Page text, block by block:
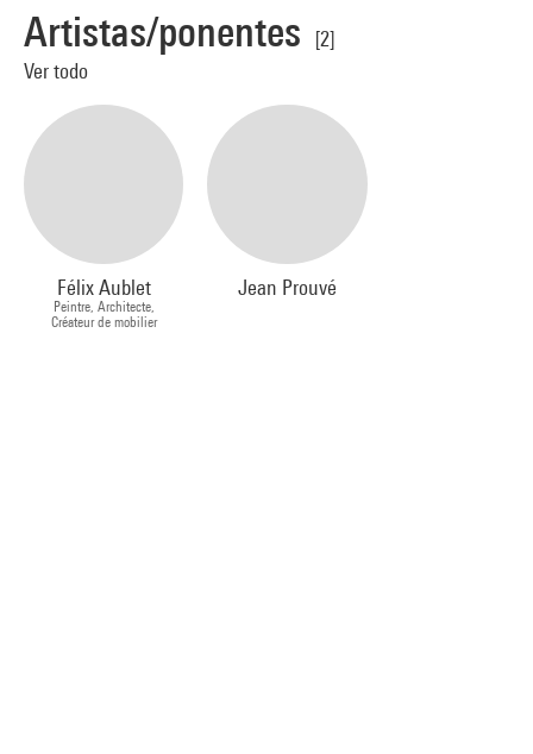
Artistas/ponentes
[2]
Ver todo
Félix Aublet
Peintre, Architecte,
Créateur de mobilier
Jean Prouvé